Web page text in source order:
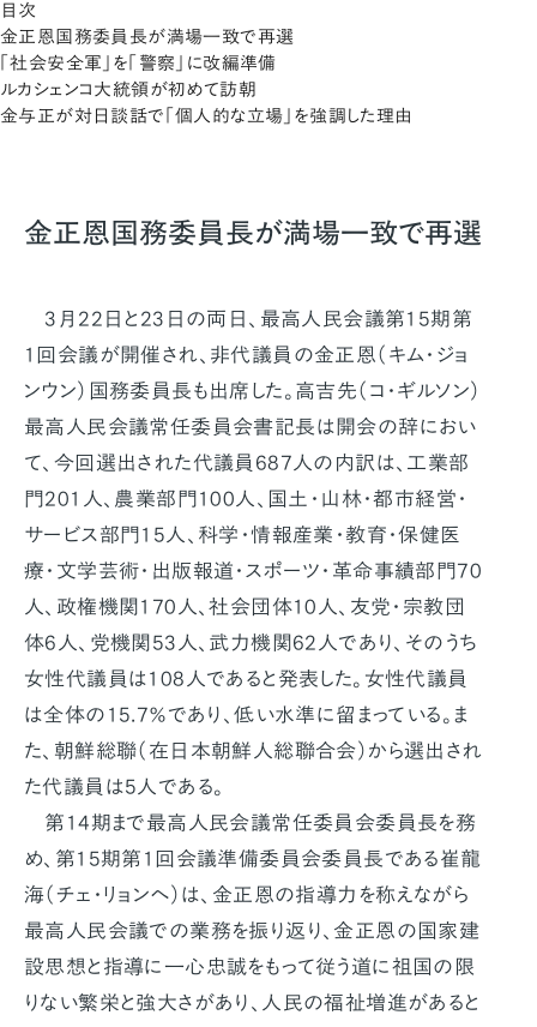
目次
金正恩国務委員長が満場一致で再選
「社会安全軍」を「警察」に改編準備
ルカシェンコ大統領が初めて訪朝
金与正が対日談話で「個人的な立場」を強調した理由
金正恩国務委員長が満場一致で再選
3月22日と23日の両日、最高人民会議第15期第
1回会議が開催され、非代議員の金正恩（キム・ジョ
ンウン）国務委員長も出席した。高吉先（コ・ギルソン）
最高人民会議常任委員会書記長は開会の辞におい
て、今回選出された代議員687人の内訳は、工業部
門201人、農業部門100人、国土・山林・都市経営・
サービス部門15人、科学・情報産業・教育・保健医
療・文学芸術・出版報道・スポーツ・革命事績部門70
人、政権機関170人、社会団体10人、友党・宗教団
体6人、党機関53人、武力機関62人であり、そのうち
女性代議員は108人であると発表した。女性代議員
は全体の15.7％であり、低い水準に留まっている。ま
た、朝鮮総聯（在日本朝鮮人総聯合会）から選出され
た代議員は5人である。
第14期まで最高人民会議常任委員会委員長を務
め、第15期第1回会議準備委員会委員長である崔龍
海（チェ・リョンヘ）は、金正恩の指導力を称えながら
最高人民会議での業務を振り返り、金正恩の国家建
設思想と指導に一心忠誠をもって従う道に祖国の限
りない繁栄と強大さがあり、人民の福祉増進があると